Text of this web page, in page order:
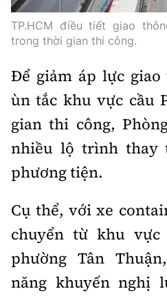
Thế giới xây dựng
Lối sống
Khám phá
Câu chuyện giao thông
Giải trí - Thể thao
Cơ quan chủ quản: Bộ Xây
Giấy phép số: 03/GP-
Tòa soạn: Số 2 Nguyễn Công
Hà Nội.
Tổng biên tập:
Phó Tổng biên tập: Nguyễn
Nguyễn Đức Thắng, La Đức
Hotline:
0901 514 799
Quảng cáo và
0915 057 282
TP.HCM điều tiết giao
trong thời gian thi công.
Để giảm áp lực giao
ùn tắc khu vực cầu
gian thi công,
nhiều lộ trình thay
phương tiện.
Cụ thể, với xe
chuyển từ khu vực
phường Tân
năng khuyến nghị